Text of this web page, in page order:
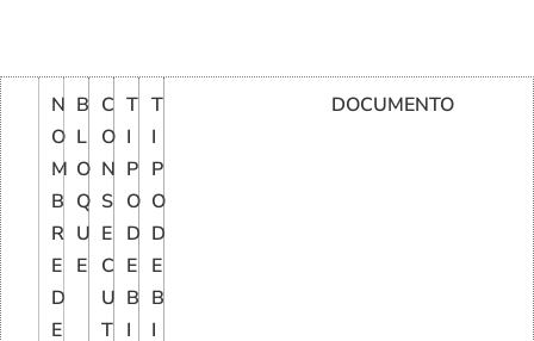
N
O
M
B
R
E
D
E
B
L
O
Q
U
E
C
O
N
S
E
C
U
T
T
I
P
O
D
E
B
I
T
I
P
O
D
E
B
I
DOCUMENTO